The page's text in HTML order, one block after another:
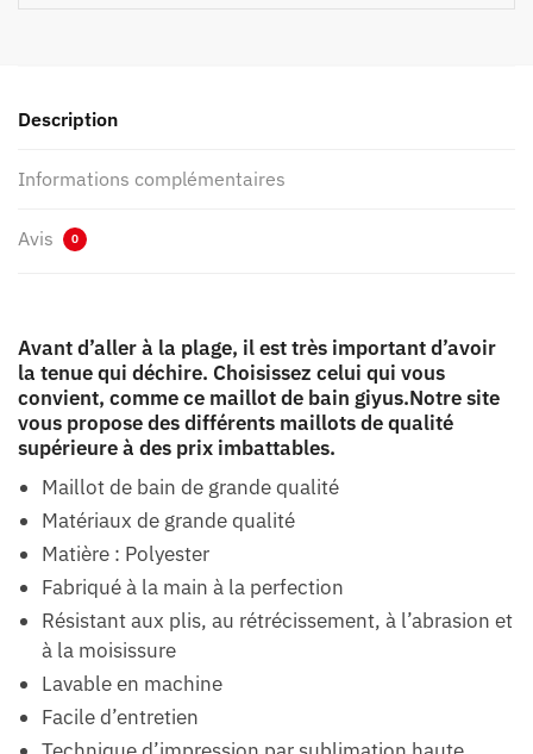
Description
Informations complémentaires
Avis 0
Avant d’aller à la plage, il est très important d’avoir
la tenue qui déchire. Choisissez celui qui vous
convient, comme ce maillot de bain giyus.Notre site
vous propose des différents maillots de qualité
supérieure à des prix imbattables.
Maillot de bain de grande qualité
Matériaux de grande qualité
Matière : Polyester
Fabriqué à la main à la perfection
Résistant aux plis, au rétrécissement, à l’abrasion et
à la moisissure
Lavable en machine
Facile d’entretien